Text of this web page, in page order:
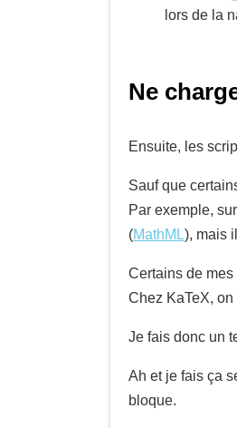
lors de la
Ne
Ensuite, les
Sauf que
Par exemple, sur
(MathML), mais
Certains de mes
Chez KaTeX,
Je fais donc un
Ah et je fais ça
bloque.